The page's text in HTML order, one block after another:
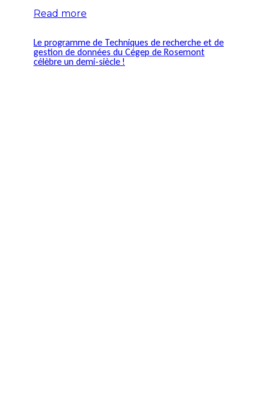
Read more
Le programme de Techniques de recherche et de
gestion de données du Cégep de Rosemont
célèbre un demi-siècle !